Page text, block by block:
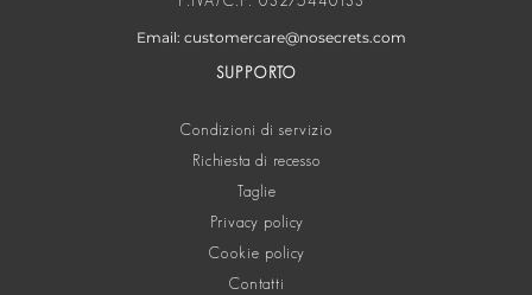
Email: customercare@nosecrets.com
SUPPORTO
Condizioni di servizio
Richiesta di recesso
Taglie
Privacy policy
Cookie policy
Contatti